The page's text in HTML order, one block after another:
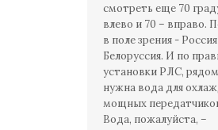
смотреть еще 70
влево и 70 – вправо.
в поле зрения -
Белоруссия. И по
установки РЛС, рядом
нужна вода для
мощных
Вода, пожалуйста, –